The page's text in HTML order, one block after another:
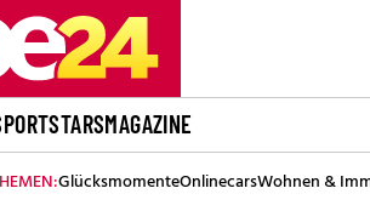
STARSMAGAZINE
GlücksmomenteOnlinecarsWohnen &